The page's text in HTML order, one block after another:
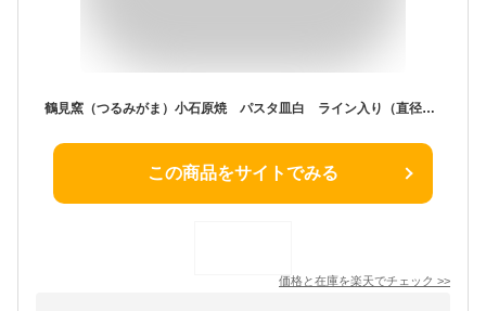
鶴見窯（つるみがま）小石原焼 パスタ皿白 ライン入り（直径20cm）（1枚）お皿 焼き物 小石原焼き キッチングッズ プレゼント キッチン雑貨 台所用品 キッチン用品 ベビー食器 グッズ 子供 陶器 パスタ ランチプレート 洋食器 おしゃれ
この商品をサイトでみる
価格と在庫を楽天でチェック >>